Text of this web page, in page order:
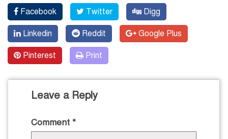
Facebook Twitter Digg
Linkedin Reddit Google Plus
Pinterest Print
Leave a Reply
Comment *